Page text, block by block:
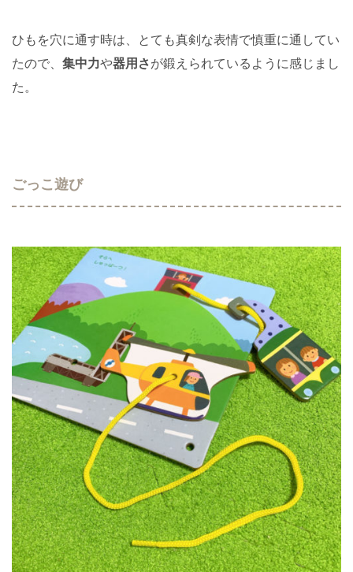
ひもを穴に通す時は、とても真剣な表情で慎重に通してい
たので、 集中力や器用さが鍛えられているように感じまし
た。
ごっこ遊び